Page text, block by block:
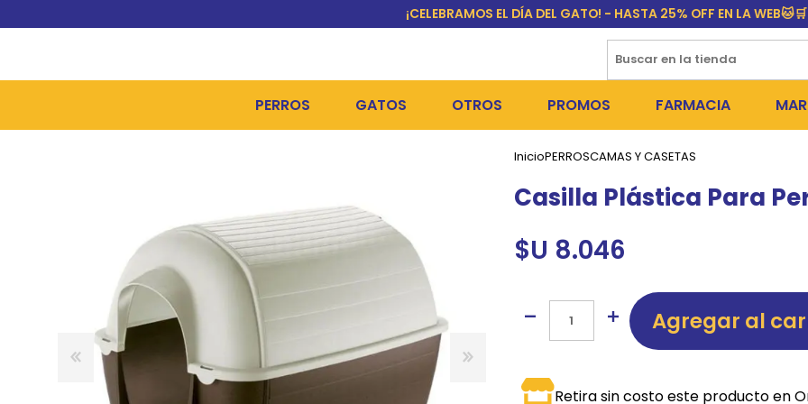
¡CELEBRAMOS EL DÍA DEL GATO! - HASTA 25% OFF EN LA WEB🐱🛒
PERROS
ALIMENTOS HÚMEDOS Y SNACKS
HIGIENE, PELUQUERÍA Y COSMÉTICA
BOLSOS Y TRANSPORTADORAS
BOLSAS PARA MATERIA
COLLARES, ARNESES Y CORREAS
GATOS
ALIMENTOS HÚMEDOS Y SNACKS
ARENAS SANITARIAS
HIGIENE Y BAÑOS
COMEDEROS Y BEBEDEROS
JUGUETES Y RASCADORES
COLLARES Y ACCESORIOS
OTROS PROMOS
PERROS
GATOS
FARMACIA
PULGUICIDAS Y
InicioPERROSCAMAS Y CASETAS
Casilla Plástica Para
$U 8.046
Agregar al
Retira sin costo este producto en